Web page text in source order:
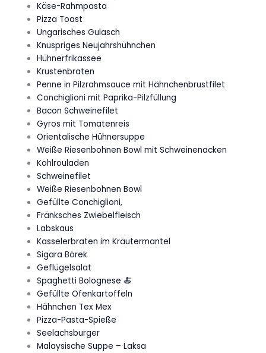
Käse-Rahmpasta
Pizza Toast
Ungarisches Gulasch
Knuspriges Neujahrshühnchen
Hühnerfrikassee
Krustenbraten
Penne in Pilzrahmsauce mit Hähnchenbrustfilet
Conchiglioni mit Paprika-Pilzfüllung
Bacon Schweinefilet
Gyros mit Tomatenreis
Orientalische Hühnersuppe
Weiße Riesenbohnen Bowl mit Schweinenacken
Kohlrouladen
Schweinefilet
Weiße Riesenbohnen Bowl
Gefüllte Conchiglioni,
Fränksches Zwiebelfleisch
Labskaus
Kasselerbraten im Kräutermantel
Sigara Börek
Geflügelsalat
Spaghetti Bolognese 🍝
Gefüllte Ofenkartoffeln
Hähnchen Tex Mex
Pizza-Pasta-Spieße
Seelachsburger
Malaysische Suppe – Laksa